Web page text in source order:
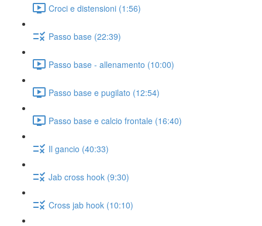
Croci e distensioni (1:56)
Passo base (22:39)
Passo base - allenamento (10:00)
Passo base e pugilato (12:54)
Passo base e calcio frontale (16:40)
Il gancio (40:33)
Jab cross hook (9:30)
Cross jab hook (10:10)